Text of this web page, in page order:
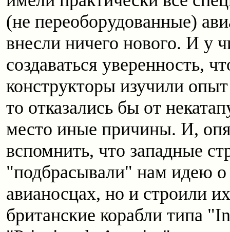
(не переоборудованные)
внесли ничего нового. И у
создаваться уверенность,
конструкторы изучили
то отказались бы от
место иные причины. И,
вспомнить, что западные
"подбрасывали" нам идею о
авианосцах, но и строили
британские корабли типа